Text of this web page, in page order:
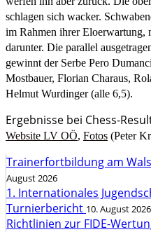
schlagen sich wacker.
im Rahmen ihrer Eloerwartung,
darunter. Die parallel
gewinnt der Serbe Pero
Mostbauer, Florian Charaus,
Helmut Wurdinger (alle 6,5).
Ergebnisse bei Chess-
Website LV OÖ, Fotos (Peter
Trainerfortbildung am
August 2026
1. Internationales
Turnierbericht 10. August 2026
Richtlinien zur FIDE-